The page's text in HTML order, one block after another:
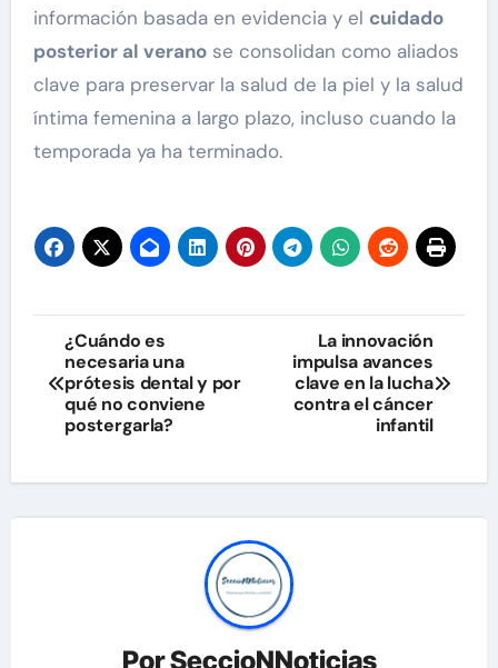
información basada en evidencia y el cuidado
posterior al veranose consolidan como aliados
clave para preservar la salud de la piel y la salud
íntima femenina a largo plazo, incluso cuando la
temporada ya ha terminado.
Navegación
de
entradas
¿Cuándo es
necesaria una
prótesis dental y por
qué no conviene
postergarla?
La innovación
impulsa avances
clave en la lucha
contra el cáncer
infantil
PorSeccioNNoticias